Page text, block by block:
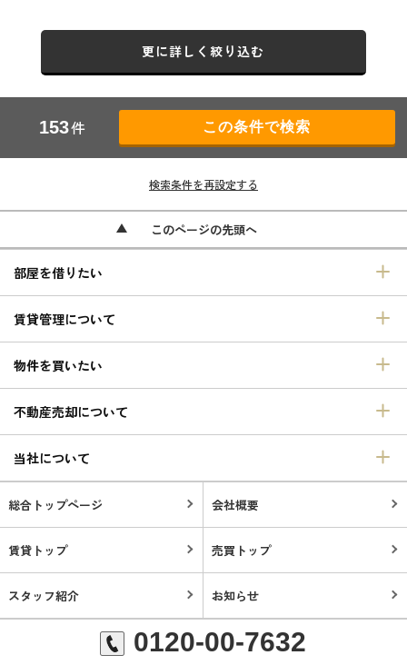
更に詳しく絞り込む
153件
検索条件を再設定する
このページの先頭へ
部屋を借りたい
賃貸管理について
物件を買いたい
不動産売却について
当社について
総合トップページ 会社概要
賃貸トップ 売買トップ
スタッフ紹介 お知らせ
0120-00-7632